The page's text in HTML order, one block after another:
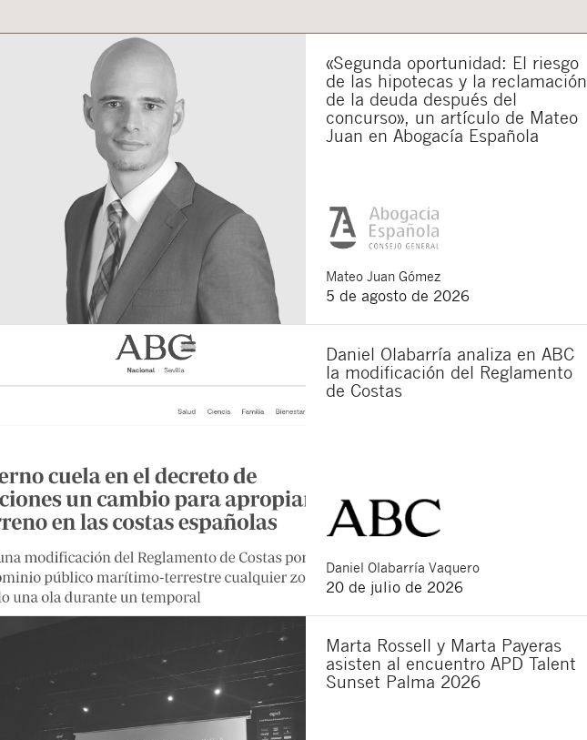
«Segunda oportunidad: El riesgo
de las hipotecas y la reclamación
de la deuda después del
concurso», un artículo de Mateo
Juan en Abogacía Española
Mateo Juan Gómez
5 de agosto de 2026
Daniel Olabarría analiza en ABC
la modificación del Reglamento
de Costas
Daniel Olabarría Vaquero
20 de julio de 2026
Marta Rossell y Marta Payeras
asisten al encuentro APD Talent
Sunset Palma 2026